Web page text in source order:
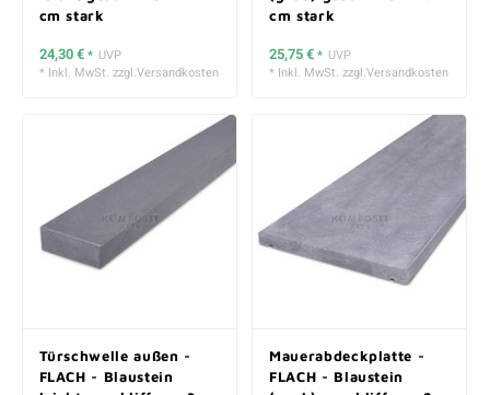
cm stark
24,30 €* UVP
* Inkl. MwSt. zzgl.Versandkosten
cm stark
25,75 €* UVP
* Inkl. MwSt. zzgl.Versandkosten
Türschwelle außen -
FLACH - Blaustein
Mauerabdeckplatte -
FLACH - Blaustein